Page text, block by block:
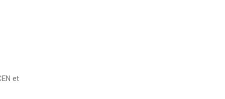
et